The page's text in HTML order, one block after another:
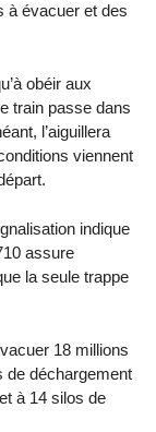
à évacuer et des
obéir aux
train passe dans
l’aiguillera
viennent
indique
assure
la seule trappe
18 millions
de déchargement
à 14 silos de